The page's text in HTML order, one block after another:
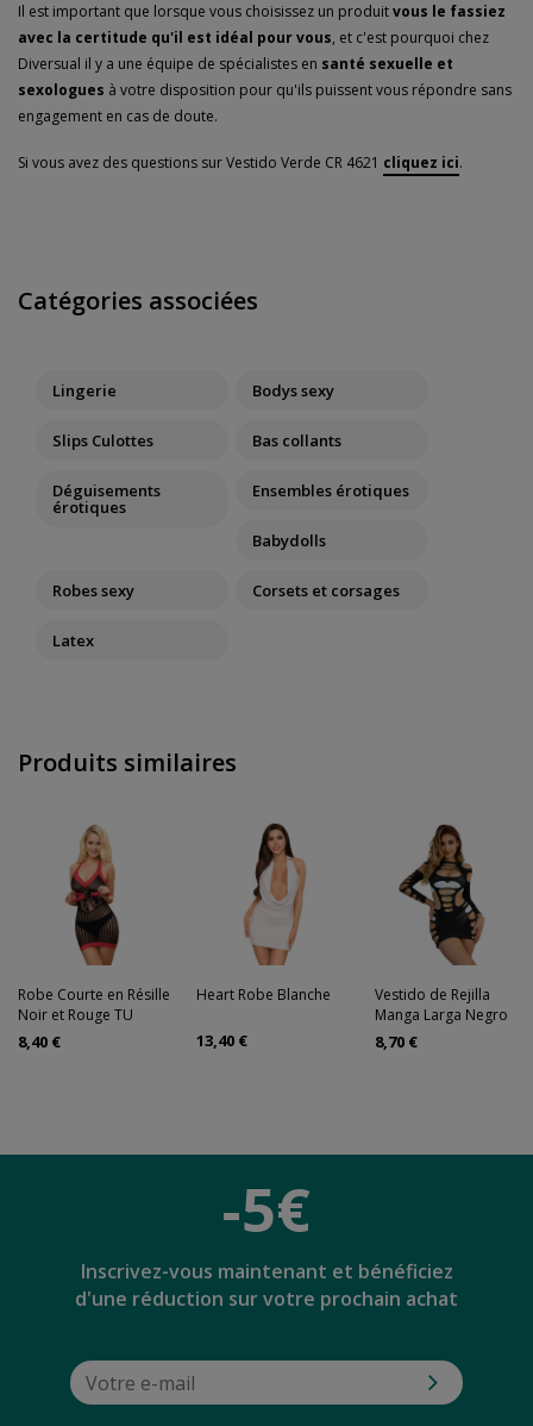
Il est important que lorsque vous choisissez un produitvous le fassiez
avec la certitude qu'il est idéal pour vous, et c'est pourquoi chez
Diversual il y a une équipe de spécialistes en santé sexuelle et
sexologues à votre disposition pour qu'ils puissent vous répondre sans
engagement en cas de doute.
Si vous avez des questions sur Vestido Verde CR 4621 cliquez ici.
Catégories associées
Lingerie Bodys sexy
Slips Culottes Bas collants
Déguisements
érotiques
Ensembles érotiques
Babydolls
Robes sexy Corsets et corsages
Latex
Produits similaires
Robe Courte en Résille
Noir et Rouge TU
8,40 €
Heart Robe Blanche
13,40 €
Vestido de Rejilla
Manga Larga Negro
8,70 €
-5€
Inscrivez-vous maintenant et bénéficiez
d'une réduction sur votre prochain achat